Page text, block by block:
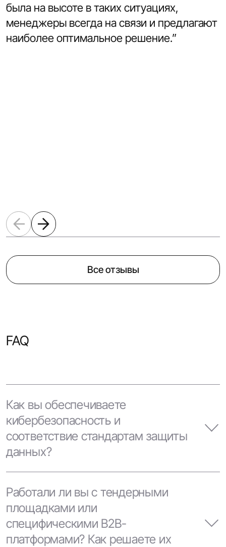
Все отзывы
была на высоте в таких ситуациях,
менеджеры всегда на связи и предлагают
наиболее оптимальное решение.”
FAQ
Как вы обеспечиваете
кибербезопасность и
соответствие стандартам защиты
данных?
разработки. Соблюдаем OWASP, ISO
27001, GDPR, PCI DSS и другие стандарты,
а безопасность внедряем на уровне кода
и инфраструктуры.
Работали ли вы с тендерными
площадками или
специфическими B2B-
платформами? Как решаете их